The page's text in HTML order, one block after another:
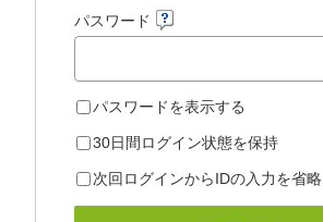
パスワード
パスワードを表示する
30日間ログイン状態を保持
次回ログインからIDの入力を省略